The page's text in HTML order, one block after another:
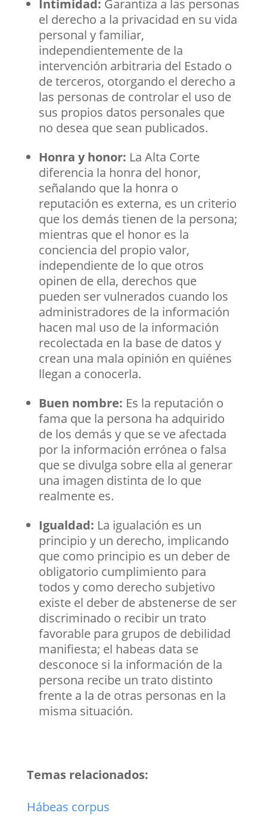
Intimidad: Garantiza a las personas
el derecho a la privacidad en su vida
personal y familiar,
independientemente de la
intervención arbitraria del Estado o
de terceros, otorgando el derecho a
las personas de controlar el uso de
sus propios datos personales que
no desea que sean publicados.
Honra y honor: La Alta Corte
diferencia la honra del honor,
señalando que la honra o
reputación es externa, es un criterio
que los demás tienen de la persona;
mientras que el honor es la
conciencia del propio valor,
independiente de lo que otros
opinen de ella, derechos que
pueden ser vulnerados cuando los
administradores de la información
hacen mal uso de la información
recolectada en la base de datos y
crean una mala opinión en quiénes
llegan a conocerla.
Buen nombre: Es la reputación o
fama que la persona ha adquirido
de los demás y que se ve afectada
por la información errónea o falsa
que se divulga sobre ella al generar
una imagen distinta de lo que
realmente es.
Igualdad: La igualación es un
principio y un derecho, implicando
que como principio es un deber de
obligatorio cumplimiento para
todos y como derecho subjetivo
existe el deber de abstenerse de ser
discriminado o recibir un trato
favorable para grupos de debilidad
manifiesta; el habeas data se
desconoce si la información de la
persona recibe un trato distinto
frente a la de otras personas en la
misma situación.
Temas relacionados:
Hábeas corpus